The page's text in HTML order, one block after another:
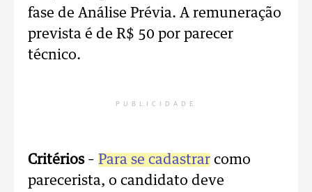
fase de Análise Prévia. A remuneração
prevista é de R$ 50 por parecer
técnico.
PUBLICIDADE
Critérios– Para se cadastrar como
parecerista, o candidato deve